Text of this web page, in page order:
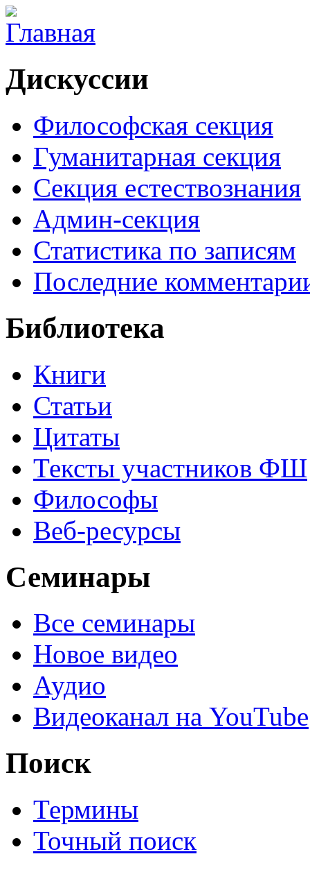
Дискуссии
Философская секция
Гуманитарная секция
Секция естествознания
Админ-секция
Статистика по записям
Последние
Библиотека
Книги
Статьи
Цитаты
Тексты участников ФШ
Философы
Веб-ресурсы
Семинары
Все семинары
Новое видео
Аудио
Видеоканал на YouTube
Поиск
Термины
Точный поиск